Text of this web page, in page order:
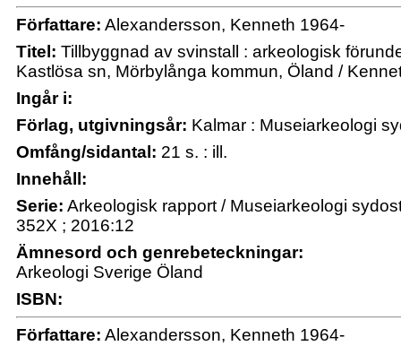
Författare: Alexandersson, Kenneth 1964-
Titel: Tillbyggnad av svinstall : arkeologisk
Kastlösa sn, Mörbylånga kommun, Öland /
Ingår i:
Förlag, utgivningsår: Kalmar : Museiarkeologi
Omfång/sidantal: 21 s. : ill.
Innehåll:
Serie: Arkeologisk rapport / Museiarkeologi
352X ; 2016:12
Ämnesord och genrebeteckningar:
Arkeologi Sverige Öland
ISBN:
Författare: Alexandersson, Kenneth 1964-